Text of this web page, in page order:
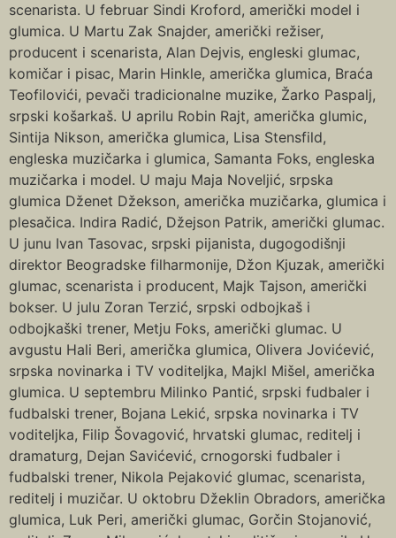
scenarista. U februar Sindi Kroford, američki model i
glumica. U Martu Zak Snajder, američki režiser,
producent i scenarista, Alan Dejvis, engleski glumac,
komičar i pisac, Marin Hinkle, američka glumica, Braća
Teofilovići, pevači tradicionalne muzike, Žarko Paspalj,
srpski košarkaš. U aprilu Robin Rajt, američka glumic,
Sintija Nikson, američka glumica, Lisa Stensfild,
engleska muzičarka i glumica, Samanta Foks, engleska
muzičarka i model. U maju Maja Noveljić, srpska
glumica Dženet Džekson, američka muzičarka, glumica i
plesačica. Indira Radić, Džejson Patrik, američki glumac.
U junu Ivan Tasovac, srpski pijanista, dugogodišnji
direktor Beogradske filharmonije, Džon Kjuzak, američki
glumac, scenarista i producent, Majk Tajson, američki
bokser. U julu Zoran Terzić, srpski odbojkaš i
odbojkaški trener, Metju Foks, američki glumac. U
avgustu Hali Beri, američka glumica, Olivera Jovićević,
srpska novinarka i TV voditeljka, Majkl Mišel, američka
glumica. U septembru Milinko Pantić, srpski fudbaler i
fudbalski trener, Bojana Lekić, srpska novinarka i TV
voditeljka, Filip Šovagović, hrvatski glumac, reditelj i
dramaturg, Dejan Savićević, crnogorski fudbaler i
fudbalski trener, Nikola Pejaković glumac, scenarista,
reditelj i muzičar. U oktobru Džeklin Obradors, američka
glumica, Luk Peri, američki glumac, Gorčin Stojanović,